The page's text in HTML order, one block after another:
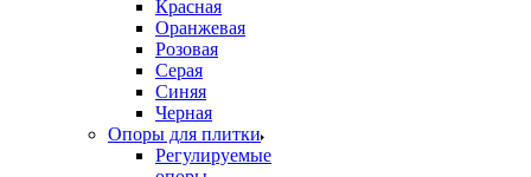
Красная
Оранжевая
Розовая
Серая
Синяя
Черная
Опоры для плитки
Регулируемые